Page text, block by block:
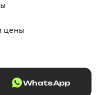
цены
WhatsApp